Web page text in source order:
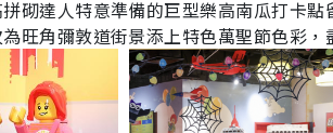
砌達人特意準備的巨型樂高南瓜打卡
旺角彌敦道街景添上特色萬聖節色彩，